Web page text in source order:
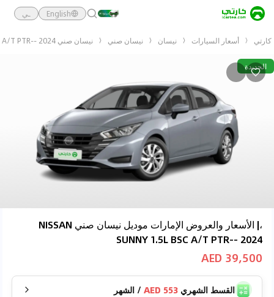
English ـي
كارتي أسعار السيارات نيسان نيسان صني نيسان صني NISSAN SUNNY 1.5L BSC A/T PTR-- 2024
الجديدة
،| الأسعار والعروض الإمارات موديل نيسان صني NISSAN
SUNNY 1.5L BSC A/T PTR-- 2024
39,500 AED
القسط الشهري 553 AED
/ الشهر